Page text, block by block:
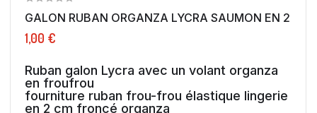
GALON RUBAN ORGANZA LYCRA SAUMON EN 2 CM
1,00 €
Ruban galon Lycra avec un volant organza
en froufrou
fourniture ruban frou-frou élastique lingerie
en 2 cm froncé organza